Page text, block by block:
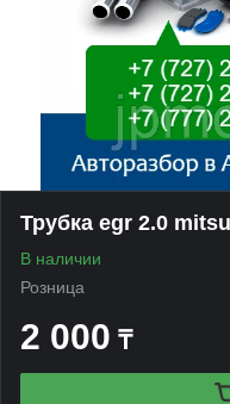
Трубка egr 2.0
В наличии
Розница
2 000 ₸